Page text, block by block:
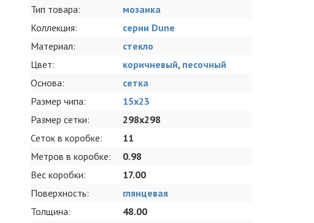
Тип товара:
мозаика
Коллекция:
серии Dune
Материал:
стекло
Цвет:
коричневый, песочный
Основа:
сетка
Размер чипа:
15x23
Размер сетки:
298x298
Сеток в коробке:
11
Метров в коробке:
0.98
Вес коробки:
17.00
Поверхность:
глянцевая
Толщина:
48.00